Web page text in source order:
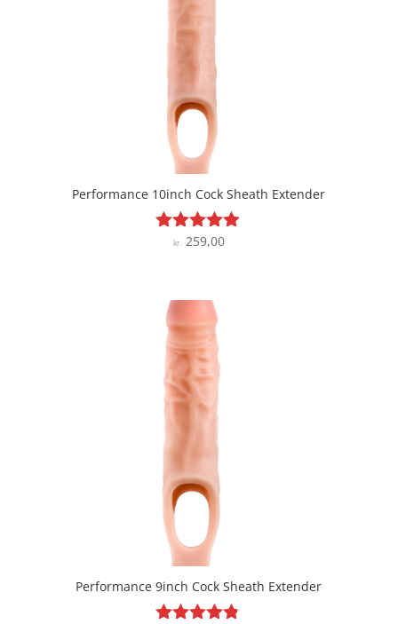
Performance 10inch Cock Sheath Extender
Vurderet
kr.259,00
Performance 9inch Cock Sheath Extender